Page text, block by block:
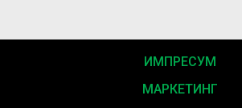
ИМПРЕСУМ
МАРКЕТИНГ